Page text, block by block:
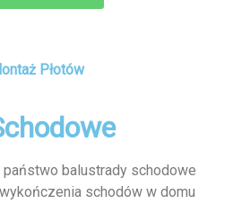
Płotów
balustrady schodowe
schodów w domu